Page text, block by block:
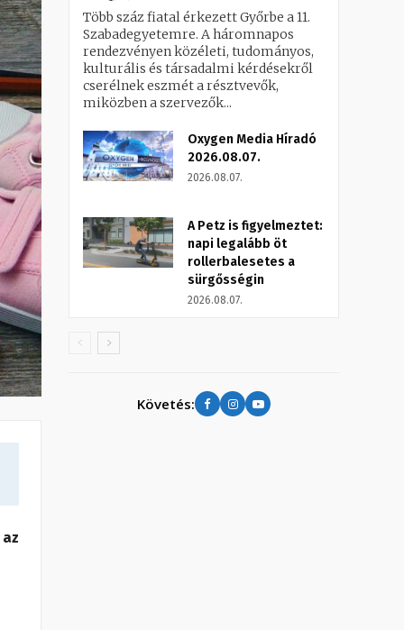
Több száz fiatal érkezett Győrbe a 11.
Szabadegyetemre. A háromnapos
rendezvényen közéleti, tudományos,
kulturális és társadalmi kérdésekről
cserélnek eszmét a résztvevők,
miközben a szervezők...
Oxygen Media Híradó
2026.08.07.
2026.08.07.
A Petz is figyelmeztet:
napi legalább öt
rollerbalesetes a
sürgősségin
2026.08.07.
Követés: